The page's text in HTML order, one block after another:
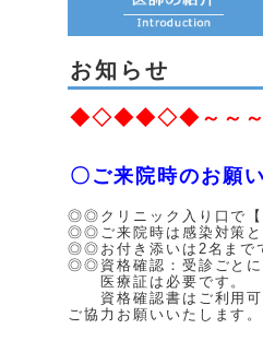
お知らせ
◆◇◆◆◇◆～～～
〇ご来院時のお願い
◎◎クリニック入り口で【
◎◎ご来院時は感染対策と
◎◎お付き添いは2名まで
◎◎資格確認：受診ごとに
医療証は必要です。
資格確認書はご利用可
ご協力お願いいたします。